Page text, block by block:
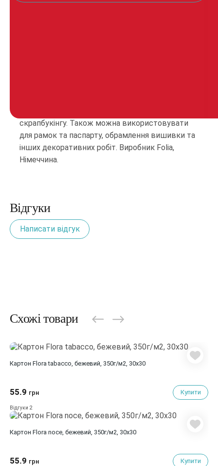
скрапбукінгу. Також можна використовувати
для рамок та паспарту, обрамлення вишивки та
інших декоративних робіт. Виробник Folia,
Німеччина.
Відгуки
Написати відгук
Схожі товари
Картон Flora tabacco, бежевий, 350г/м2, 30х30
55.9 грн Купити
Відгуки 2
Картон Flora noce, бежевий, 350г/м2, 30х30
55.9 грн Купити